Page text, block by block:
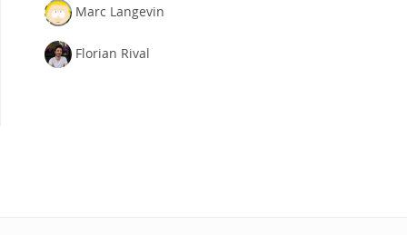
Marc Langevin
Florian Rival